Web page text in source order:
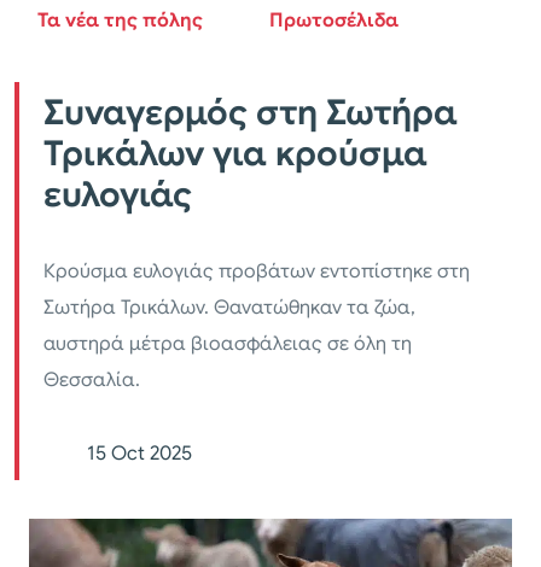
Τα νέα της πόλης Πρωτοσέλιδα
Συναγερμός στη Σωτήρα
Τρικάλων για κρούσμα
ευλογιάς
Κρούσμα ευλογιάς προβάτων εντοπίστηκε στη
Σωτήρα Τρικάλων. Θανατώθηκαν τα ζώα,
αυστηρά μέτρα βιοασφάλειας σε όλη τη
Θεσσαλία.
15 Oct 2025